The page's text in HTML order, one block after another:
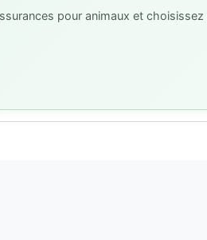
pour animaux et